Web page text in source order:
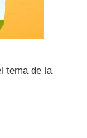
tema de la